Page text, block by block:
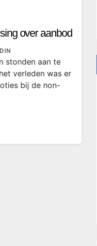
over aanbod
stonden aan te
verleden was er
bij de non-